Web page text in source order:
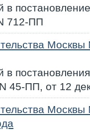
в
712-ПП
в
45-ПП, от 12